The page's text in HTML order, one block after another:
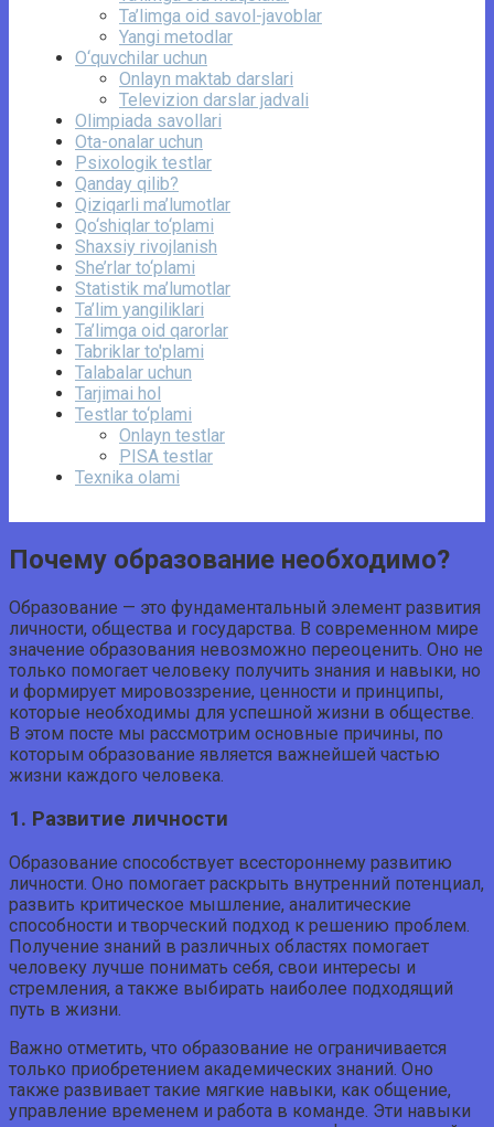
Ta’limga oid savol-javoblar
Yangi metodlar
O‘quvchilar uchun
Onlayn maktab darslari
Televizion darslar jadvali
Olimpiada savollari
Ota-onalar uchun
Psixologik testlar
Qanday qilib?
Qiziqarli ma’lumotlar
Qo‘shiqlar to‘plami
Shaxsiy rivojlanish
She’rlar to‘plami
Statistik ma’lumotlar
Ta’lim yangiliklari
Ta’limga oid qarorlar
Tabriklar to'plami
Talabalar uchun
Tarjimai hol
Testlar to‘plami
Onlayn testlar
PISA testlar
Texnika olami
Почему образование необходимо?
Образование — это фундаментальный элемент развития
личности, общества и государства. В современном мире
значение образования невозможно переоценить. Оно не
только помогает человеку получить знания и навыки, но
и формирует мировоззрение, ценности и принципы,
которые необходимы для успешной жизни в обществе.
В этом посте мы рассмотрим основные причины, по
которым образование является важнейшей частью
жизни каждого человека.
1. Развитие личности
Образование способствует всестороннему развитию
личности. Оно помогает раскрыть внутренний потенциал,
развить критическое мышление, аналитические
способности и творческий подход к решению проблем.
Получение знаний в различных областях помогает
человеку лучше понимать себя, свои интересы и
стремления, а также выбирать наиболее подходящий
путь в жизни.
Важно отметить, что образование не ограничивается
только приобретением академических знаний. Оно
также развивает такие мягкие навыки, как общение,
управление временем и работа в команде. Эти навыки